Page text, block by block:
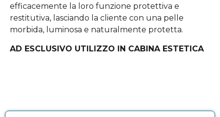
efficacemente la loro funzione protettiva e
restitutiva, lasciando la cliente con una pelle
morbida, luminosa e naturalmente protetta.
AD ESCLUSIVO UTILIZZO IN CABINA ESTETICA